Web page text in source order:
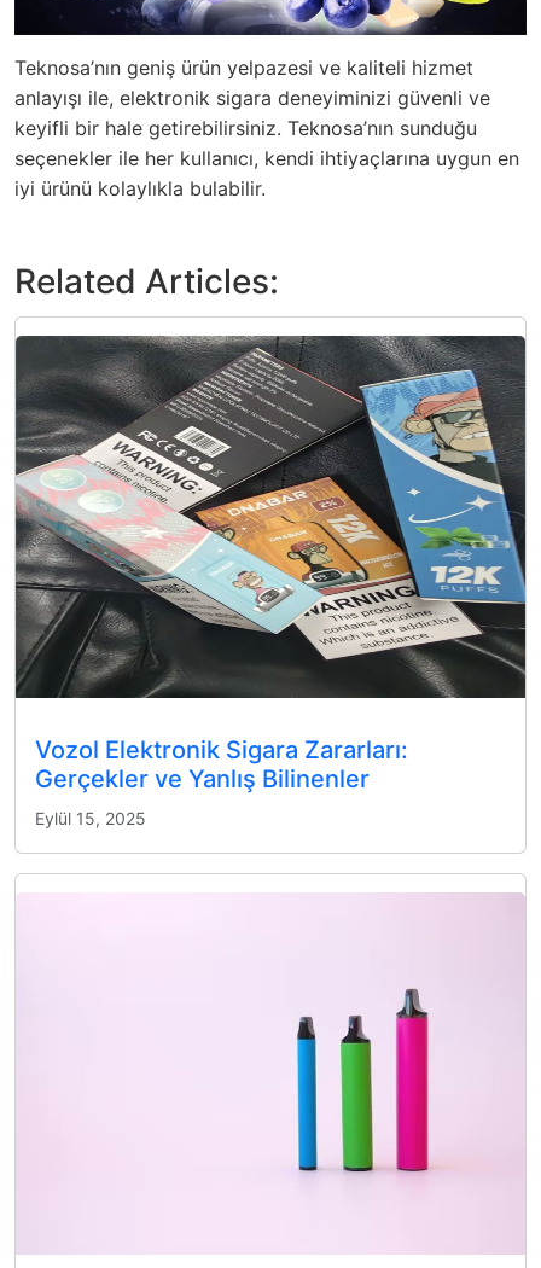
Teknosa’nın geniş ürün yelpazesi ve kaliteli hizmet
anlayışı ile, elektronik sigara deneyiminizi güvenli ve
keyifli bir hale getirebilirsiniz. Teknosa’nın sunduğu
seçenekler ile her kullanıcı, kendi ihtiyaçlarına uygun en
iyi ürünü kolaylıkla bulabilir.
Related Articles:
Vozol Elektronik Sigara Zararları:
Gerçekler ve Yanlış Bilinenler
Eylül 15, 2025